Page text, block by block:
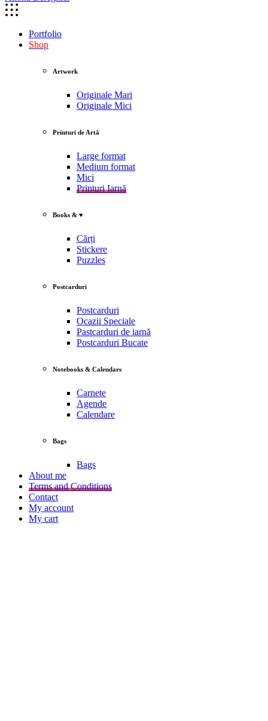
Portfolio
Shop
Artwork
Originale Mari
Originale Mici
Printuri de Artă
Large format
Medium format
Mici
Printuri Iarnă
Books & ♥
Cărți
Stickere
Puzzles
Postcarduri
Postcarduri
Ocazii Speciale
Pastcarduri de iarnă
Postcarduri Bucate
Notebooks & Calendars
Carnete
Agende
Calendare
Bags
Bags
About me
Terms and Conditions
Contact
My account
My cart